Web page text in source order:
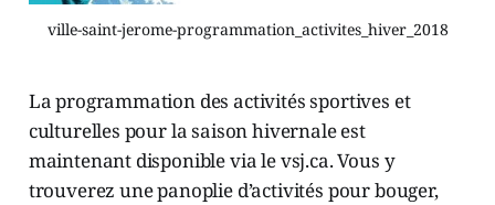
ville-saint-jerome-programmation_activites_hiver_2018
La programmation des activités sportives et
culturelles pour la saison hivernale est
maintenant disponible via le vsj.ca. Vous y
trouverez une panoplie d’activités pour bouger,